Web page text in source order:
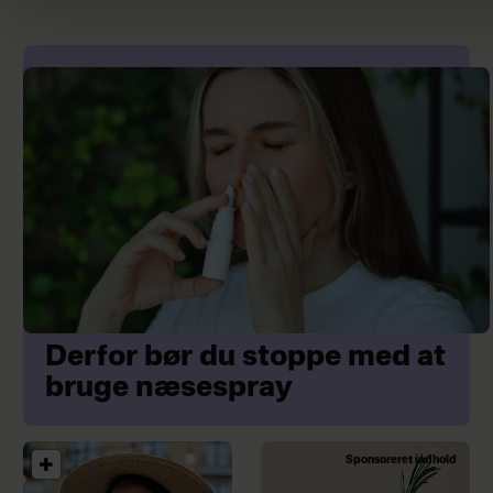
Derfor bør du stoppe med at
bruge næsespray
Sponsoreret indhold